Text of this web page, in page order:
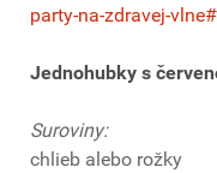
party-na-zdravej-
Jednohubky s
Suroviny:
chlieb alebo rožky